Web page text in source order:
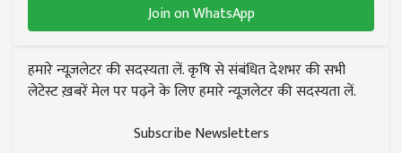
Join on WhatsApp
हमारे न्यूज़लेटर की सदस्यता लें. कृषि से संबंधित देशभर की सभी
लेटेस्ट ख़बरें मेल पर पढ़ने के लिए हमारे न्यूज़लेटर की सदस्यता लें.
Subscribe Newsletters